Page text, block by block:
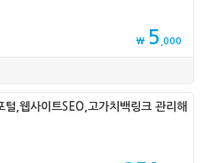
₩ 5 ,000
털,웹사이트SEO,고가치백링크 관리해